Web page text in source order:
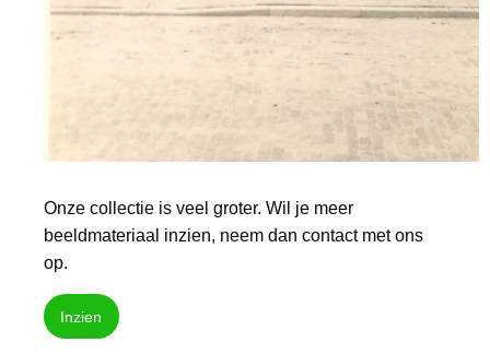
Onze collectie is veel groter. Wil je meer
beeldmateriaal inzien, neem dan contact met ons
op.
Inzien